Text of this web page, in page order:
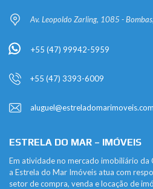
Av. Leopoldo Zarling, 1085 -
+55 (47) 99942-5959
+55 (47) 3393-6009
ESTRELA DO MAR – IMÓVEIS
Em atividade no mercado imobiliário da
a Estrela do Mar Imóveis atua com
setor de compra, venda e locação de